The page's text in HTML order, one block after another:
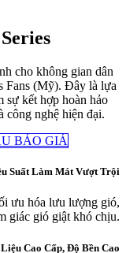
cho không gian dân
Fans (Mỹ). Đây là lựa
sự kết hợp hoàn hảo
công nghệ hiện đại.
BÁO GIÁ
Suất Làm Mát Vượt Trội
ưu hóa lưu lượng gió,
giác gió giật khó chịu.
Cao Cấp, Độ Bền Cao